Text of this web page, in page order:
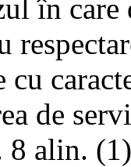
în care
cu
de
8 alin.